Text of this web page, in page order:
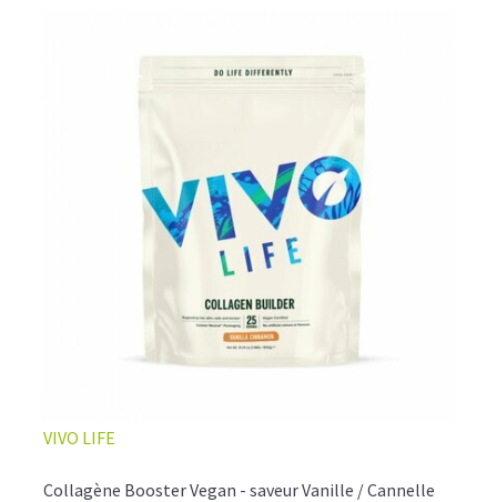
Un café riche avec un soupçon de caramel pour un
moment de pure détente… ou de concentration avant le
Une énergie immédiate et stable, sans pic de glycémie,
qui vous accompagne toute la matinée et un allié parfait
Pour ceux qui veulent retrouver le plaisir d’un vrai café
glacé, sans se sentir lourd ni affamé.
🍯 CAFÉ FRAPPÉ AU CARAMEL PROTÉINÉ
VIVO LIFE
Collagène Booster Vegan - saveur Vanille / Cannelle